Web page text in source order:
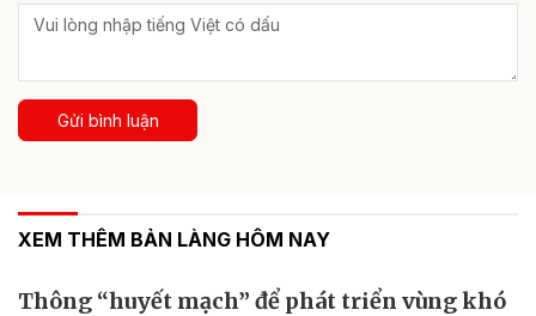
Gửi bình luận
XEM THÊM BẢN LÀNG HÔM NAY
Thông “huyết mạch” để phát triển vùng khó